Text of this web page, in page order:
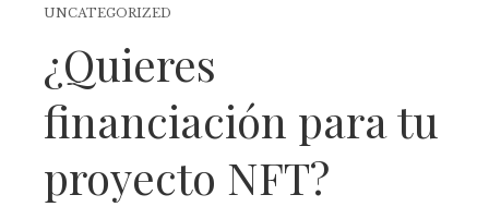
UNCATEGORIZED
¿Quieres
financiación para tu
proyecto NFT?